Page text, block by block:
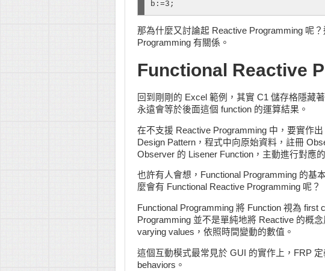
那為什麼又討論起 Reactive Programming 呢
Programming 有關係。
Functional Reactive
回到剛剛的 Excel 範例，其實 C1 儲存格隱藏
永遠會等於後面這個 function 的運算結果。
在不支援 Reactive Programming 中，要實作
Design Pattern，程式中向原始資料，註冊
Observer 的 Lisener Function，主動進行對應
也許有人會想，Functional Programming 的基
麼會有 Functional Reactive Programming 呢？
Functional Programming 將 Function 視為 first
Programming 並不是單純地將 Reactive 的概
varying values，依照時間變動的數值。
這個互動模式最常見於 GUI 的實作上，FRP
behaviors。